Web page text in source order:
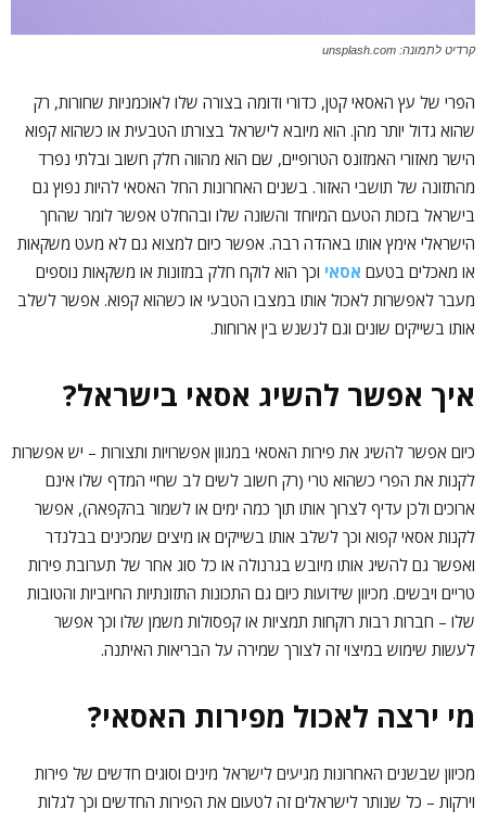
קרדיט לתמונה: unsplash.com
הפרי של עץ האסאי קטן, כדורי ודומה בצורה שלו לאוכמניות שחורות, רק
שהוא גדול יותר מהן. הוא מיובא לישראל בצורתו הטבעית או כשהוא קפוא
הישר מאזורי האמזונס הטרופיים, שם הוא מהווה חלק חשוב ובלתי נפרד
מהתזונה של תושבי האזור. בשנים האחרונות החל האסאי להיות נפוץ גם
בישראל בזכות הטעם המיוחד והשונה שלו ובהחלט אפשר לומר שהחך
הישראלי אימץ אותו באהדה רבה. אפשר כיום למצוא גם לא מעט משקאות
או מאכלים בטעם אסאי וכך הוא לוקח חלק במזונות או משקאות נוספים
מעבר לאפשרות לאכול אותו במצבו הטבעי או כשהוא קפוא. אפשר לשלב
אותו בשייקים שונים וגם לנשנש בין ארוחות.
איך אפשר להשיג אסאי בישראל?
כיום אפשר להשיג את פירות האסאי במגוון אפשרויות ותצורות – יש אפשרות
לקנות את הפרי כשהוא טרי (רק חשוב לשים לב שחיי המדף שלו אינם
ארוכים ולכן עדיף לצרוך אותו תוך כמה ימים או לשמור בהקפאה), אפשר
לקנות אסאי קפוא וכך לשלב אותו בשייקים או מיצים שמכינים בבלנדר
ואפשר גם להשיג אותו מיובש בגרנולה או כל סוג אחר של תערובת פירות
טריים ויבשים. מכיוון שידועות כיום גם התכונות התזונתיות החיוביות והטובות
שלו – חברות רבות רוקחות תמציות או קפסולות משמן שלו וכך אפשר
לעשות שימוש במיצוי זה לצורך שמירה על הבריאות האיתנה.
מי ירצה לאכול מפירות האסאי?
מכיוון שבשנים האחרונות מגיעים לישראל מינים וסוגים חדשים של פירות
וירקות – כל שנותר לישראלים זה לטעום את הפירות החדשים וכך לגלות